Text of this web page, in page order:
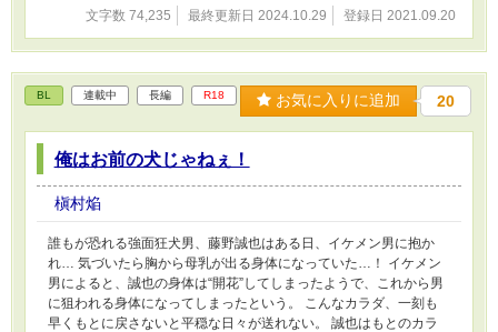
文字数 74,235 最終更新日 2024.10.29 登録日 2021.09.20
BL 連載中 長編 R18 お気に入りに追加 20
俺はお前の犬じゃねぇ！
槇村焔
誰もが恐れる強面狂犬男、藤野誠也はある日、イケメン男に抱か
れ… 気づいたら胸から母乳が出る身体になっていた…！ イケメン
男によると、誠也の身体は“開花”してしまったようで、これから男
に狙われる身体になってしまったという。 こんなカラダ、一刻も
早くもとに戻さないと平穏な日々が送れない。 誠也はもとのカラ